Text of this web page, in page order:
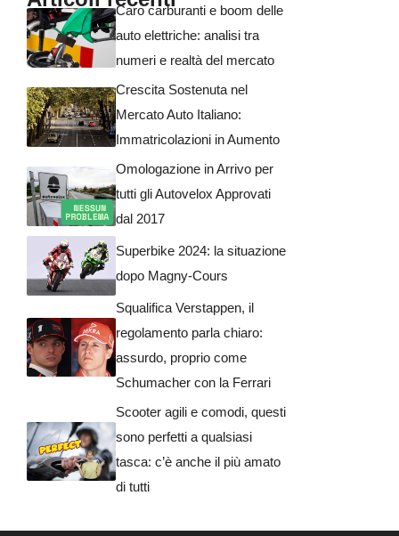
Caro carburanti e boom delle
auto elettriche: analisi tra
numeri e realtà del mercato
Crescita Sostenuta nel
Mercato Auto Italiano:
Immatricolazioni in Aumento
Omologazione in Arrivo per
tutti gli Autovelox Approvati
dal 2017
Superbike 2024: la situazione
dopo Magny-Cours
Squalifica Verstappen, il
regolamento parla chiaro:
assurdo, proprio come
Schumacher con la Ferrari
Scooter agili e comodi, questi
sono perfetti a qualsiasi
tasca: c’è anche il più amato
di tutti